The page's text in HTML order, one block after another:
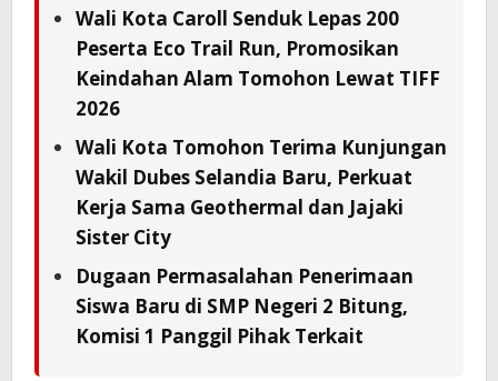
Wali Kota Caroll Senduk Lepas 200
Peserta Eco Trail Run, Promosikan
Keindahan Alam Tomohon Lewat TIFF
2026
Wali Kota Tomohon Terima Kunjungan
Wakil Dubes Selandia Baru, Perkuat
Kerja Sama Geothermal dan Jajaki
Sister City
Dugaan Permasalahan Penerimaan
Siswa Baru di SMP Negeri 2 Bitung,
Komisi 1 Panggil Pihak Terkait